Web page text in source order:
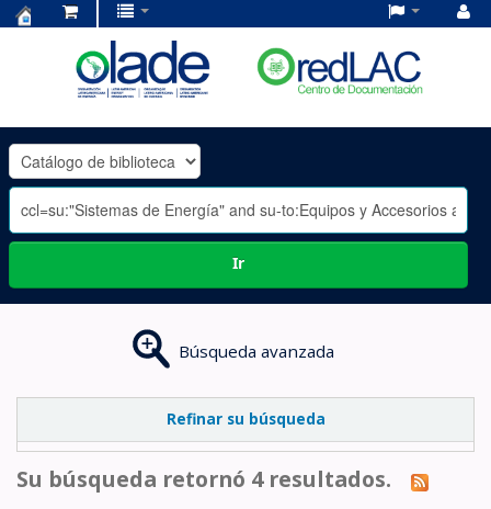
OLADE
-
Ir
Búsqueda avanzada
Refinar su búsqueda
Su búsqueda retornó 4 resultados.